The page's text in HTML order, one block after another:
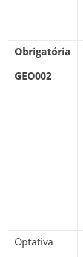
Obrigatória
GEO002
Optativa